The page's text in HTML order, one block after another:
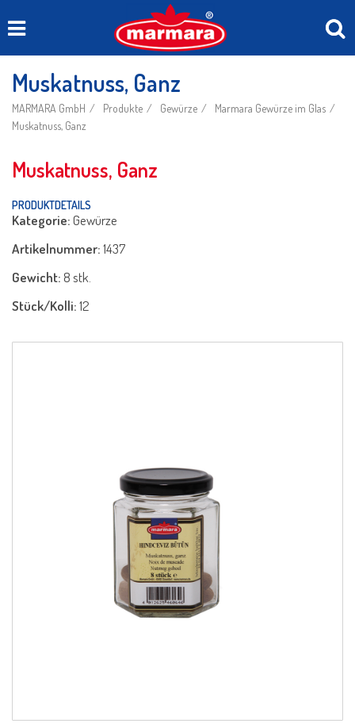
Muskatnuss, Ganz
MARMARA GmbH Produkte Gewürze
Marmara Gewürze im Glas
Muskatnuss, Ganz
Muskatnuss, Ganz
PRODUKTDETAILS
Kategorie:Gewürze
Artikelnummer:1437
Gewicht: 8 stk.
Stück/Kolli:12